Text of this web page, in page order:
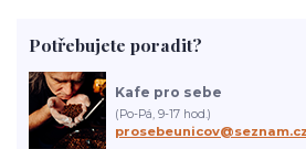
Potřebujete poradit?
Kafe pro sebe
(Po-Pá, 9-17 hod.)
prosebeunicov@seznam.cz